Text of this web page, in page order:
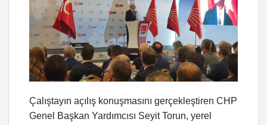
Çalıştayın açılış konuşmasını gerçekleştiren CHP
Genel Başkan Yardımcısı Seyit Torun, yerel